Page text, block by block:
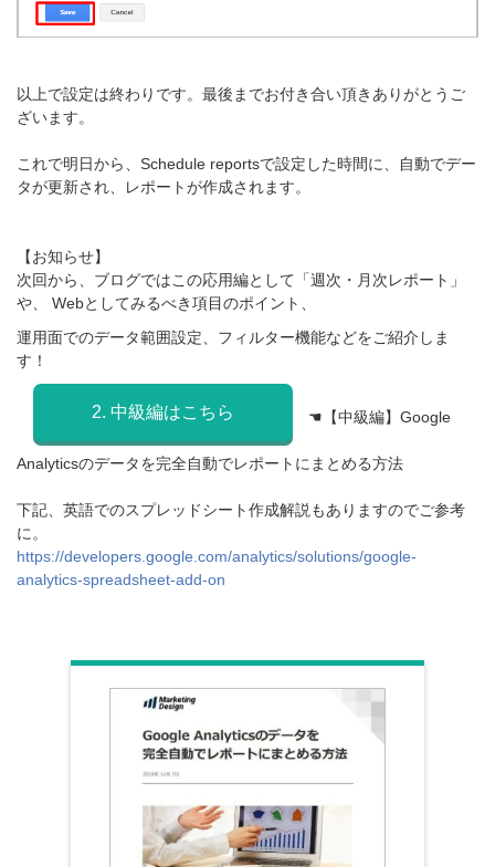
以上で設定は終わりです。最後までお付き合い頂きありがとうご
ざいます。
これで明日から、Schedule reportsで設定した時間に、自動でデー
タが更新され、レポートが作成されます。
【お知らせ】
次回から、ブログではこの応用編として「週次・月次レポート」
や、
Webとしてみるべき項目のポイント、
運用面でのデータ範囲設定、フィルター機能などをご紹介しま
す！
2. 中級編はこちら ☚【中級編】Google
Analyticsのデータを完全自動でレポートにまとめる方法
下記、英語でのスプレッドシート作成解説もありますのでご参考
に。
https://developers.google.com/analytics/solutions/google-
analytics-spreadsheet-add-on